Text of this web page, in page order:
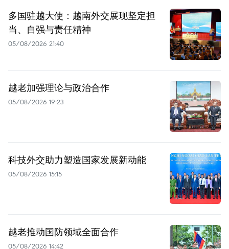
多国驻越大使：越南外交展现坚定担
当、自强与责任精神
05/08/2026 21:40
越老加强理论与政治合作
05/08/2026 19:23
科技外交助力塑造国家发展新动能
05/08/2026 15:15
越老推动国防领域全面合作
05/08/2026 14:42